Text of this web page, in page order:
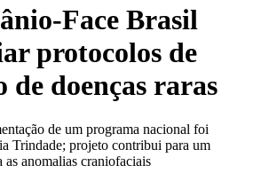
Face Brasil
protocolos de
de doenças raras
de um programa nacional foi
Trindade; projeto contribui para um
anomalias craniofaciais